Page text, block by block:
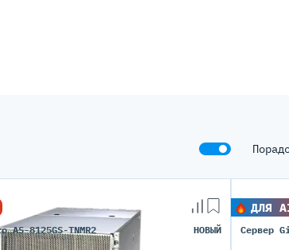
Серверы Huawei Atlas
Серверы HP
8125GS-TNMR2 НОВЫЙ
ДЛЯ
Сервер